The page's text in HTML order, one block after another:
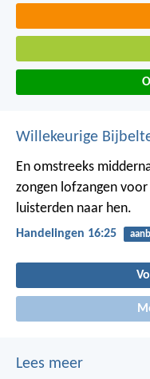
Willekeurige
En omstreeks
zongen lofzangen
luisterden naar hen.
Handelingen 16:25
Lees meer